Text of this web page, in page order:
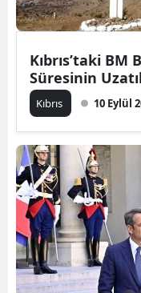
Kıbrıs’taki BM
Süresinin
Kıbrıs 10 Eylül